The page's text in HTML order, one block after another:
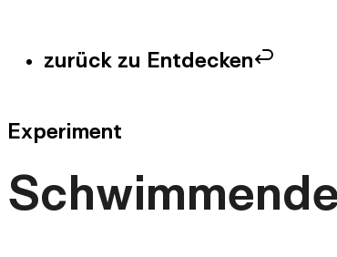
zurück zu Entdecken
Experiment